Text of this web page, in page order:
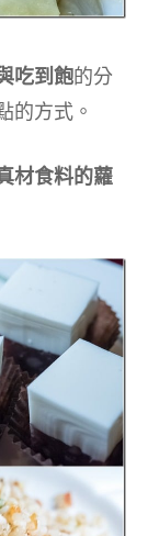
吃到飽的分
的方式。
材食料的蘿